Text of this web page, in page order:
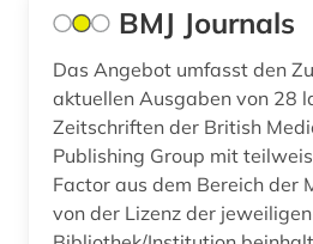
medizinisches gerät (1)
medizintechnik (1)
menschen (1)
methode (1)
BMJ Journals
Das Angebot umfasst den
aktuellen Ausgaben von 28
Zeitschriften der British
Publishing Group mit
Factor aus dem Bereich der Medizin.
von der Lizenz der jeweiligen